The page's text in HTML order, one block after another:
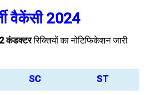
वैकेंसी 2024
कंडक्टररिक्तियों का नोटिफिकेशन जारी
SC ST